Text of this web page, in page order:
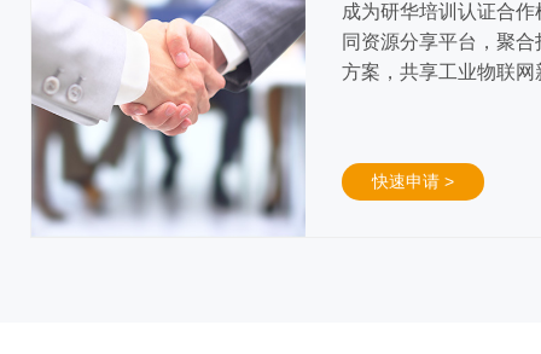
成为研华培训认证合
同资源分享平台，聚
方案，共享工业物联
快速申请 >